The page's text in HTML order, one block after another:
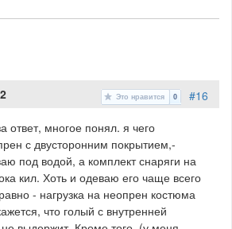
#16
Это нравится 0
ответ, многое понял. я чего
с двусторонним покрытием,-
под водой, а комплект снаряги на
кил. Хоть и одеваю его чаще всего
- нагрузка на неопрен костюма
что голый с внутренней